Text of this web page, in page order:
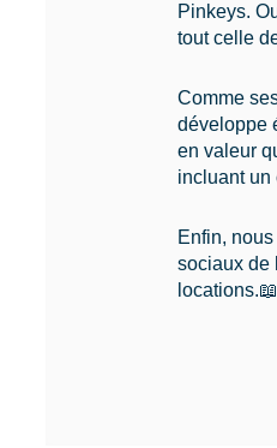
Pinkeys.
tout celle
Comme
développe
en valeur
incluant un
Enfin,
sociaux de